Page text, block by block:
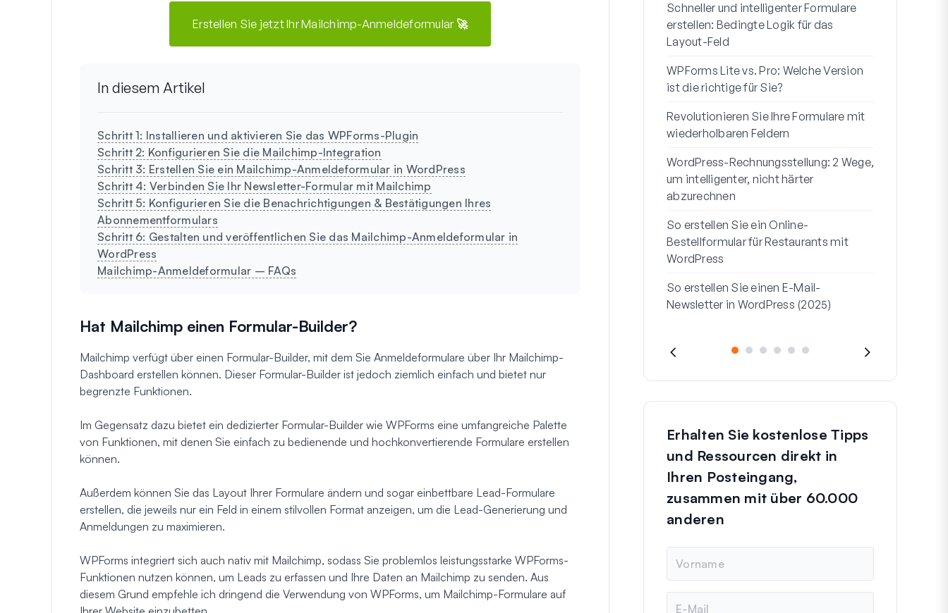
Erstellen Sie jetzt Ihr Mailchimp-Anmeldeformular 🚀
In diesem Artikel
Schritt 1: Installieren und aktivieren Sie das WPForms-Plugin
Schritt 2: Konfigurieren Sie die Mailchimp-Integration
Schritt 3: Erstellen Sie ein Mailchimp-Anmeldeformular in WordPress
Schritt 4: Verbinden Sie Ihr Newsletter-Formular mit Mailchimp
Schritt 5: Konfigurieren Sie die Benachrichtigungen & Bestätigungen Ihres
Abonnementformulars
Schritt 6: Gestalten und veröffentlichen Sie das Mailchimp-Anmeldeformular in
WordPress
Mailchimp-Anmeldeformular – FAQs
Hat Mailchimp einen Formular-Builder?
Mailchimp verfügt über einen Formular-Builder, mit dem Sie Anmeldeformulare über Ihr Mailchimp-
Dashboard erstellen können. Dieser Formular-Builder ist jedoch ziemlich einfach und bietet nur
begrenzte Funktionen.
Im Gegensatz dazu bietet ein dedizierter Formular-Builder wie WPForms eine umfangreiche Palette
von Funktionen, mit denen Sie einfach zu bedienende und hochkonvertierende Formulare erstellen
können.
Außerdem können Sie das Layout Ihrer Formulare ändern und sogar einbettbare Lead-Formulare
erstellen, die jeweils nur ein Feld in einem stilvollen Format anzeigen, um die Lead-Generierung und
Anmeldungen zu maximieren.
WPForms integriert sich auch nativ mit Mailchimp, sodass Sie problemlos leistungsstarke WPForms-
Funktionen nutzen können, um Leads zu erfassen und Ihre Daten an Mailchimp zu senden. Aus
diesem Grund empfehle ich dringend die Verwendung von WPForms, um Mailchimp-Formulare auf
Schneller und intelligenter Formulare
erstellen: Bedingte Logik für das
Layout-Feld
WPForms Lite vs. Pro: Welche Version
ist die richtige für Sie?
Revolutionieren Sie Ihre Formulare mit
wiederholbaren Feldern
WordPress-Rechnungsstellung: 2 Wege,
um intelligenter, nicht härter
abzurechnen
So erstellen Sie ein Online-
Bestellformular für Restaurants mit
WordPress
So erstellen Sie einen E-Mail-
Newsletter in WordPress (2025)
Erhalten Sie kostenlose Tipps
und Ressourcen direkt in
Ihren Posteingang,
zusammen mit über 60.000
anderen
m
e